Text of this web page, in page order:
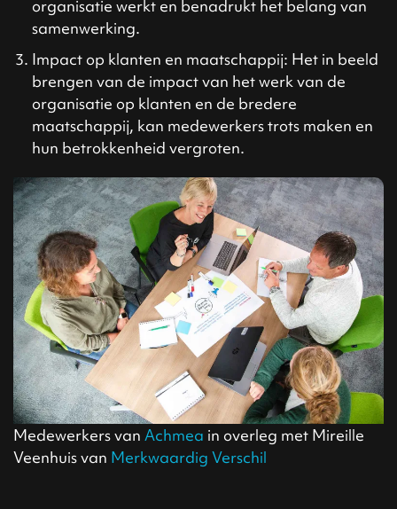
organisatie werkt en benadrukt het belang van
samenwerking.
Impact op klanten en maatschappij: Het in beeld
brengen van de impact van het werk van de
organisatie op klanten en de bredere
maatschappij, kan medewerkers trots maken en
hun betrokkenheid vergroten.
Medewerkers van Achmea in overleg met Mireille
Veenhuis van Merkwaardig Verschil